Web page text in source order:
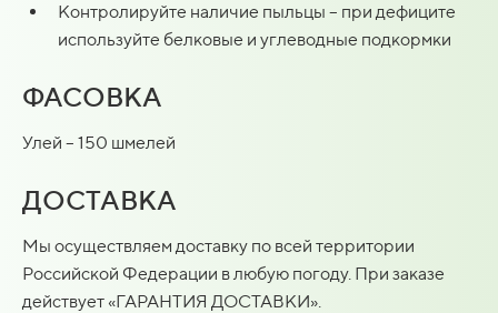
Контролируйте наличие пыльцы – при дефиците
используйте белковые и углеводные подкормки
ФАСОВКА
Улей – 150 шмелей
ДОСТАВКА
Мы осуществляем доставку по всей территории
Российской Федерации в любую погоду. При заказе
действует «ГАРАНТИЯ ДОСТАВКИ».